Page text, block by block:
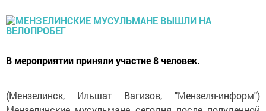
В мероприятии приняли участие 8 человек.
(Мензелинск, Ильшат Вагизов, "Мензеля-информ")